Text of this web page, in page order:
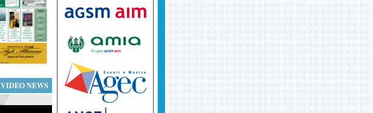
VIDEO NEWS